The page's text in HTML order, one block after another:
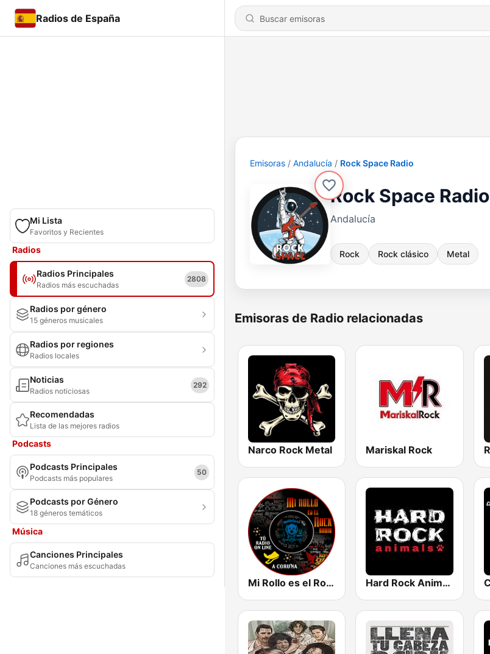
Radios de España
Mi Lista
Favoritos y Recientes
Radios
Radios Principales
Radios más escuchadas
2808
Radios por género
15 géneros musicales
Radios por regiones
Radios locales
Noticias
Radios noticiosas
292
Recomendadas
Lista de las mejores radios
Podcasts
Podcasts Principales
Podcasts más populares
50
Podcasts por Género
18 géneros temáticos
Música
Canciones Principales
Canciones más escuchadas
Emisoras Andalucía Rock Space Radio
Rock Space Radio
Andalucía
Rock Rock clásico Metal
Emisoras de Radio relacionadas
Narco Rock Metal Mariskal Rock
Mi Rollo es el Rock Radio Hard Rock Animals